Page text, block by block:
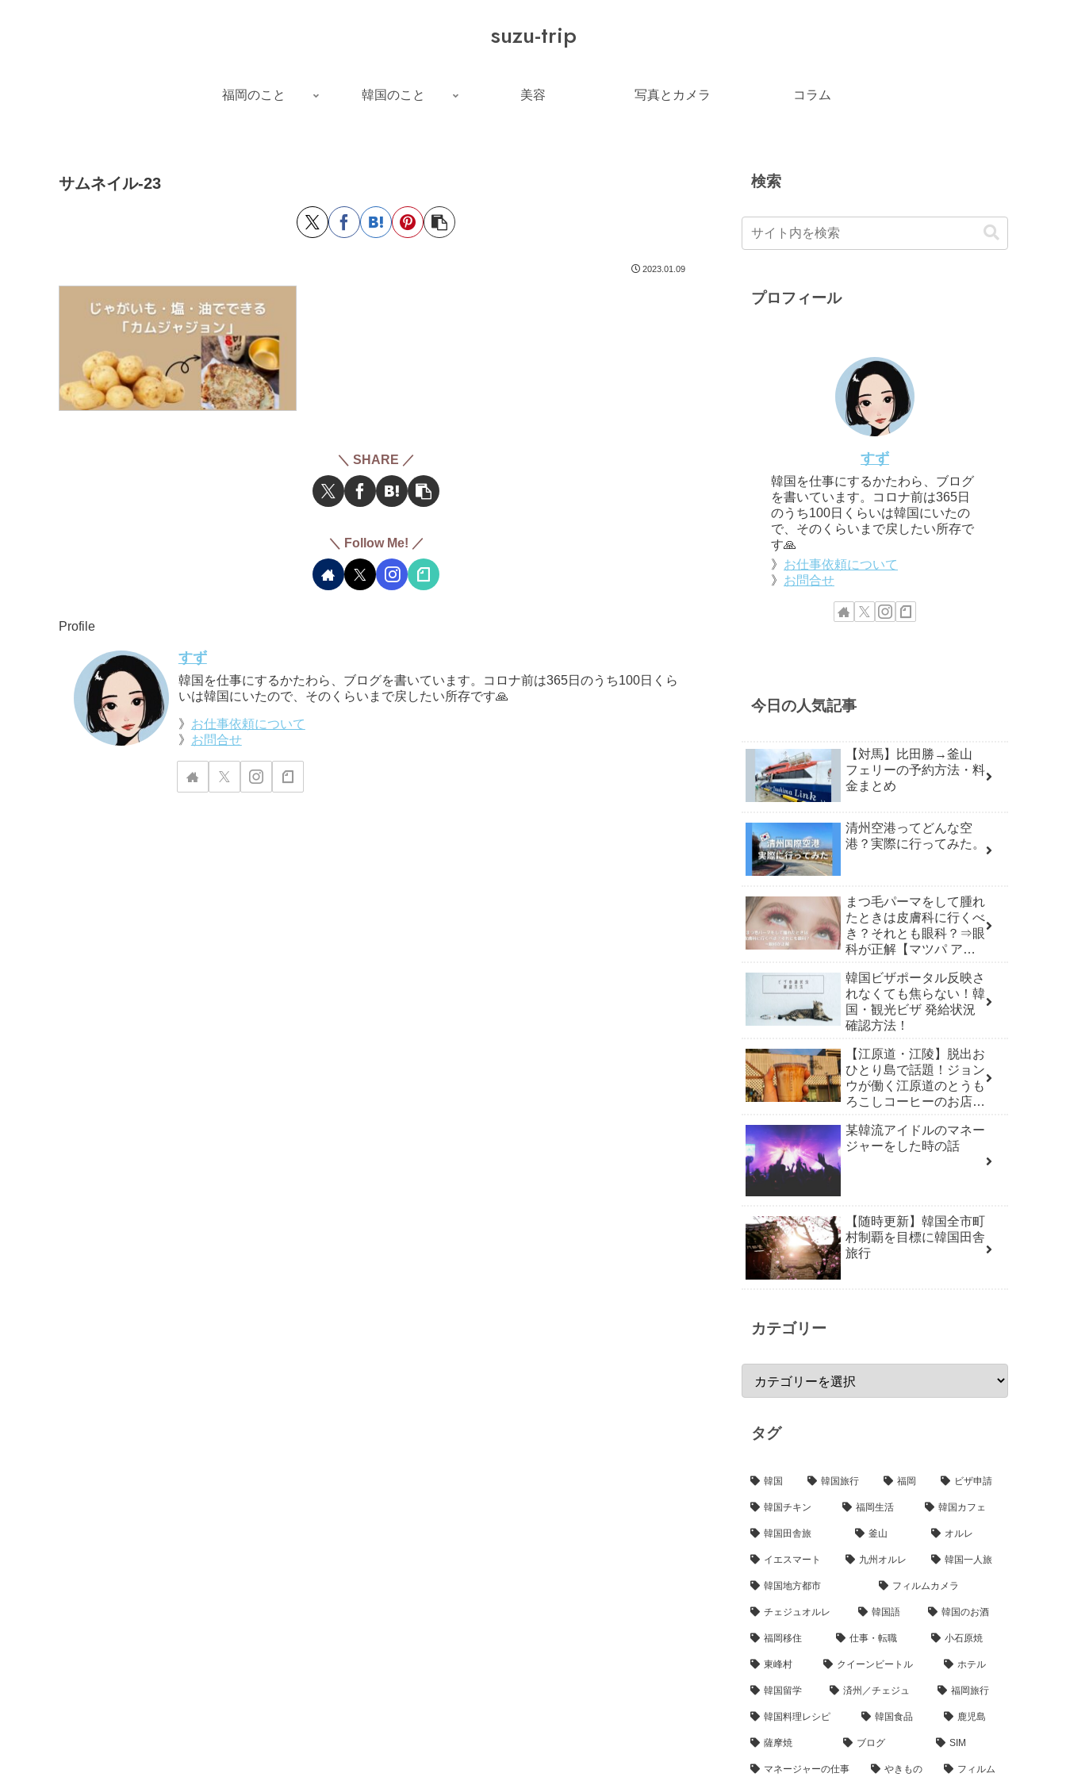
suzu-trip
福岡のこと 韓国のこと 美容 写真とカメラ コラム
サムネイル-23
2023.01.09
＼ SHARE ／
＼ Follow Me! ／
Profile
すず
韓国を仕事にするかたわら、ブログを書いています。コロナ前は365日のうち100日くら
いは韓国にいたので、そのくらいまで戻したい所存です🙏
》 お仕事依頼について
》 お問合せ
検索
プロフィール
すず
韓国を仕事にするかたわら、ブログ
を書いています。コロナ前は365日
のうち100日くらいは韓国にいたの
で、そのくらいまで戻したい所存で
す🙏
》 お仕事依頼について
》 お問合せ
今日の人気記事
【対馬】比田勝→釜山
フェリーの予約方法・料
金まとめ
清州空港ってどんな空
港？実際に行ってみた。
まつ毛パーマをして腫れ
たときは皮膚科に行くべ
き？それとも眼科？⇒眼
科が正解【マツパ アレ
韓国ビザポータル反映さ
れなくても焦らない！韓
国・観光ビザ 発給状況
確認方法！
【江原道・江陵】脱出お
ひとり島で話題！ジョン
ウが働く江原道のとうも
ろこしコーヒーのお店
ー」
某韓流アイドルのマネー
ジャーをした時の話
【随時更新】韓国全市町
村制覇を目標に韓国田舎
旅行
カテゴリー
タグ
韓国 韓国旅行 福岡 ビザ申請
韓国チキン 福岡生活 韓国カフェ
韓国田舎旅 釜山 オルレ
イエスマート 九州オルレ 韓国一人旅
韓国地方都市 フィルムカメラ
チェジュオルレ 韓国語 韓国のお酒
福岡移住 仕事・転職 小石原焼
東峰村 クイーンビートル ホテル
韓国留学 済州／チェジュ 福岡旅行
韓国料理レシピ 韓国食品 鹿児島
薩摩焼 ブログ SIM
マネージャーの仕事 やきもの フィルム